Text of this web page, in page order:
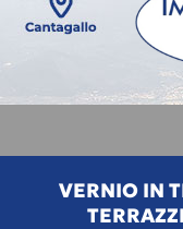
VERNIO IN